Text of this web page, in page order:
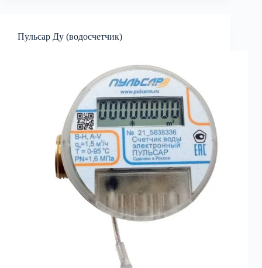
Пульсар Ду (водосчетчик)